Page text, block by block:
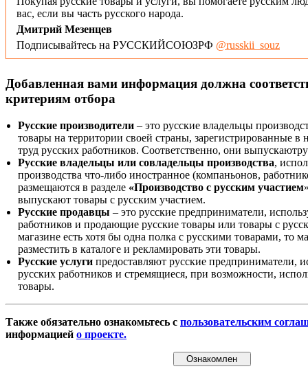
вас, если вы часть русского народа.
Дмитрий Мезенцев
Подписывайтесь на РУССКИЙСОЮЗРФ @russkii_souz
Добавленная вами информация должна
критериям отбора
Русские производители – это русские владельцы
товары на территории своей страны, зарегистрированные
труд русских работников. Соответственно, они
Русские владельцы или совладельцы производства,
производства что-либо иностранное (компаньонов,
размещаются в разделе «Производство с русским участием
выпускают товары с русским участием.
Русские продавцы – это русские предприниматели,
работников и продающие русские товары или товары с
магазине есть хотя бы одна полка с русскими товарами, то
разместить в каталоге и рекламировать эти товары.
Русские услуги предоставляют русские предприниматели,
русских работников и стремящиеся, при возможности,
товары.
Также обязательно ознакомьтесь с пользовательским
информацией о проекте.
Ознакомлен